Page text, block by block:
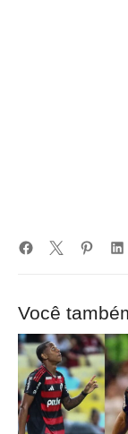
Você